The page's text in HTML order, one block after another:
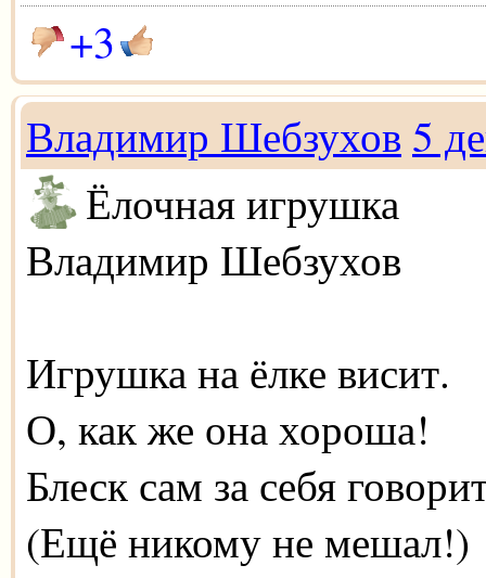
+3
Владимир Шебзухов 5
Ёлочная игрушка
Владимир Шебзухов
Игрушка на ёлке висит.
О, как же она хороша!
Блеск сам за себя
(Ещё никому не мешал!)